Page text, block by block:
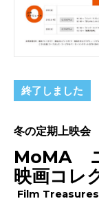
終了しました
冬の定期上映会
MoMA
映画コレ
Film